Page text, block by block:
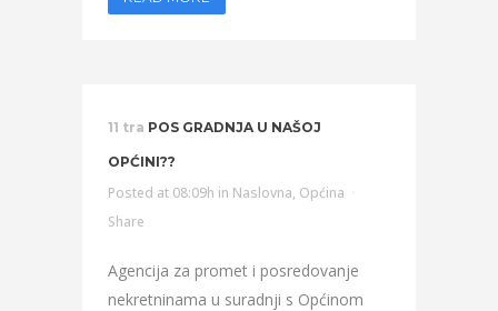
11 tra POS GRADNJA U NAŠOJ
OPĆINI??
Posted at 08:09h in Naslovna, Općina
Share
Agencija za promet i posredovanje
nekretninama u suradnji s Općinom